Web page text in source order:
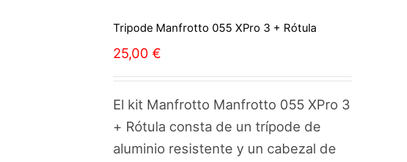
Tripode Manfrotto 055 XPro 3 + Rótula
25,00 €
El kit Manfrotto Manfrotto 055 XPro 3
+ Rótula consta de un trípode de
aluminio resistente y un cabezal de